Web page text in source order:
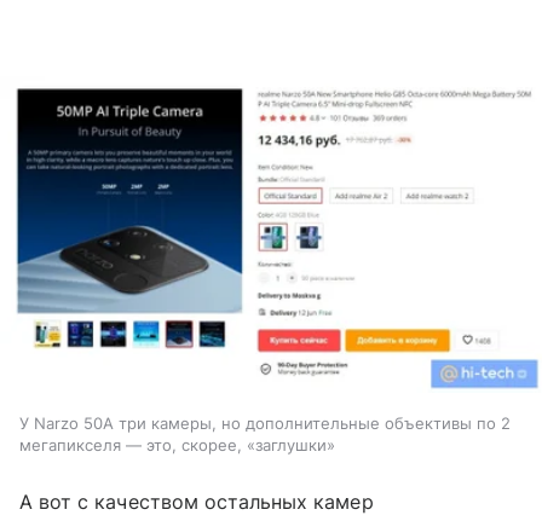
У Narzo 50A три камеры, но дополнительные объективы по 2
мегапикселя — это, скорее, «заглушки»
А вот с качеством остальных камер